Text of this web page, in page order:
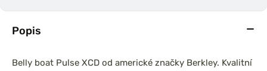
Popis
Belly boat Pulse XCD od americké značky Berkley. Kvalitní